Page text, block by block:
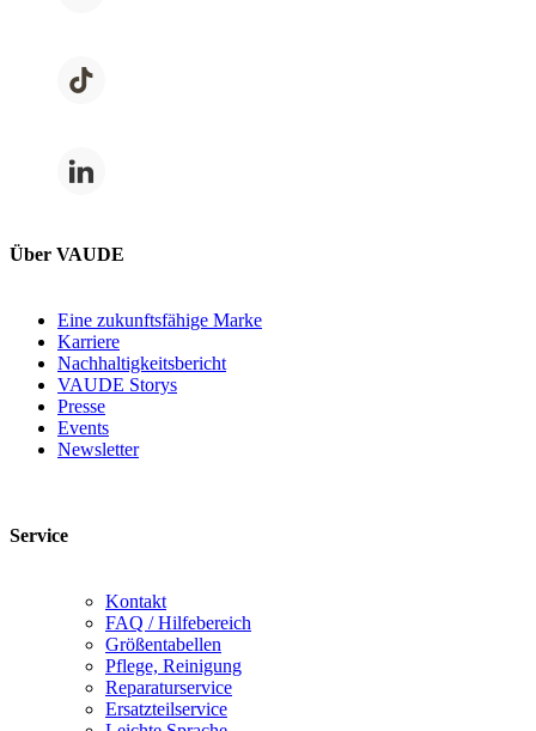
Über VAUDE
Eine zukunftsfähige Marke
Karriere
Nachhaltigkeitsbericht
VAUDE Storys
Presse
Events
Newsletter
Service
Kontakt
FAQ / Hilfebereich
Größentabellen
Pflege, Reinigung
Reparaturservice
Ersatzteilservice